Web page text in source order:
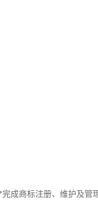
成商标注册、维护及管